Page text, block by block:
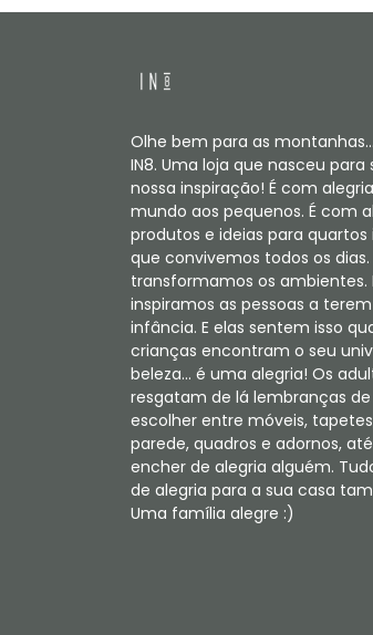
Olhe bem para as
IN8. Uma loja que nasceu para
nossa inspiração! É com
mundo aos pequenos. É com
produtos e ideias para quartos
que convivemos todos os
transformamos os ambientes.
inspiramos as pessoas a
infância. E elas sentem isso
crianças encontram o seu
beleza... é uma alegria! Os
resgatam de lá lembranças de
escolher entre móveis,
parede, quadros e adornos,
encher de alegria alguém.
de alegria para a sua casa
Uma família alegre :)